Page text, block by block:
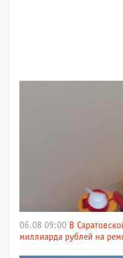
06.08 09:00 В
миллиарда рублей на